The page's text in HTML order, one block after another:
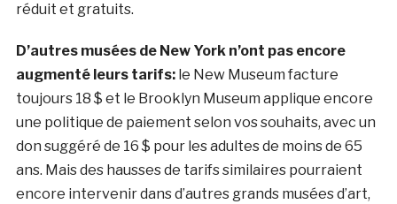
réduit et gratuits.
D’autres musées de New York n’ont pas encore
augmenté leurs tarifs:le New Museum facture
toujours 18 $ et le Brooklyn Museum applique encore
une politique de paiement selon vos souhaits, avec un
don suggéré de 16 $ pour les adultes de moins de 65
ans. Mais des hausses de tarifs similaires pourraient
encore intervenir dans d’autres grands musées d’art,